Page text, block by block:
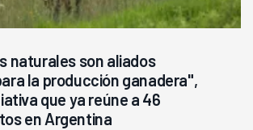
naturales son aliados
la producción ganadera",
que ya reúne a 46
en Argentina